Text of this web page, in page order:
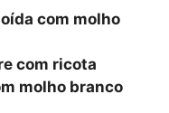
com molho
com ricota
molho branco